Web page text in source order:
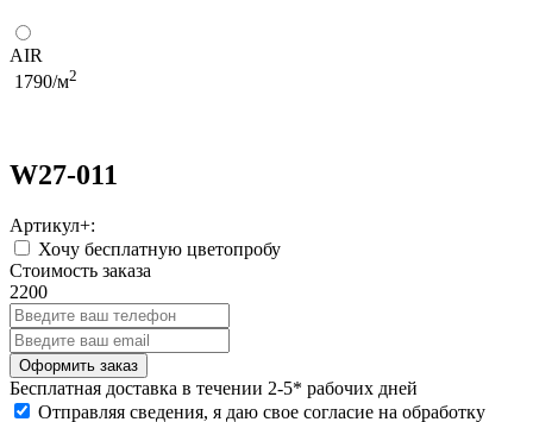
AIR
1790/м2
W27-011
Артикул+:
Хочу бесплатную цветопробу
Стоимость заказа
2200
Бесплатная доставка в течении 2-5* рабочих дней
Отправляя сведения, я даю свое согласие на обработку